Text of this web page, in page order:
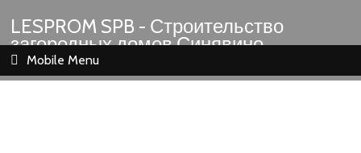
LESPROM SPB - Строительство
загородных домов Синявино
Шлиссельбург Кировск Назия
Mobile Menu